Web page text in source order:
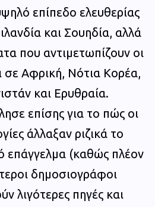
επίπεδο ελευθερίας
και Σουηδία, αλλά
που αντιμετωπίζουν οι
σε Αφρική, Νότια Κορέα,
και Ερυθραία.
επίσης για το πώς οι
άλλαξαν ριζικά το
επάγγελμα (καθώς πλέον
δημοσιογράφοι
λιγότερες πηγές και